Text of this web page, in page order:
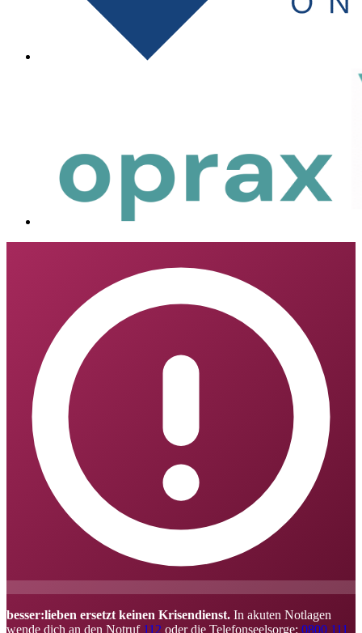
besser:lieben ersetzt keinen Krisendienst. In akuten Notlagen
wende dich an den Notruf 112 oder die Telefonseelsorge: 0800 111